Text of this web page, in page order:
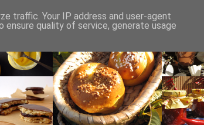
traffic. Your IP address and user-agent
quality of service, generate usage